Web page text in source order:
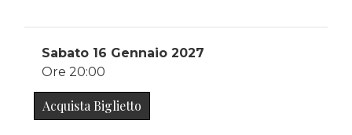
Sabato 16 Gennaio 2027
Ore 20:00
Acquista Biglietto